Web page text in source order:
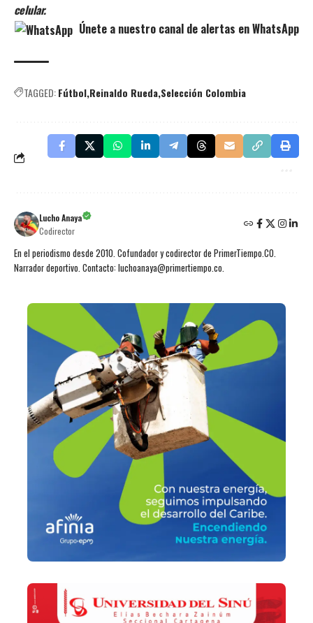
celular.
Únete a nuestro canal de alertas en WhatsApp
TAGGED:Fútbol Reinaldo Rueda Selección Colombia
Lucho Anaya
Codirector
En el periodismo desde 2010. Cofundador y codirector de PrimerTiempo.CO.
Narrador deportivo. Contacto: luchoanaya@primertiempo.co.